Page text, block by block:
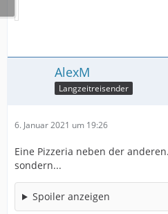
AlexM
Langzeitreisender
6. Januar 2021 um 19:26
Eine Pizzeria neben der
sondern...
Spoiler anzeigen